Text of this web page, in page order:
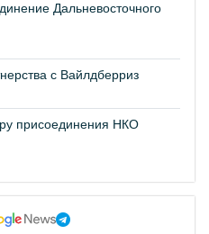
Дальневосточного
с Вайлдберриз
присоединения НКО